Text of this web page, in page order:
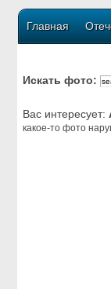
Главная
Искать фото:
Вас интересует:
какое-то фото